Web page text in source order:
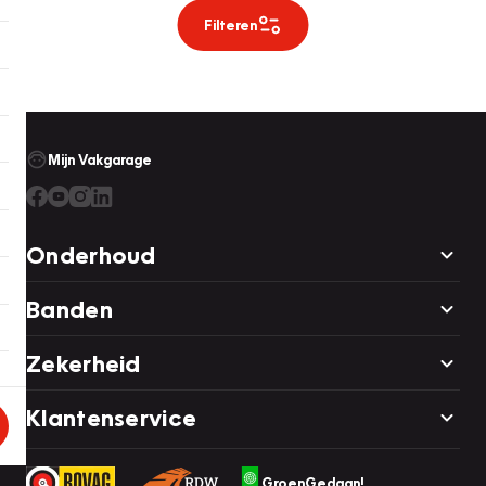
Filteren
Mijn Vakgarage
Onderhoud
Banden
Zekerheid
Klantenservice